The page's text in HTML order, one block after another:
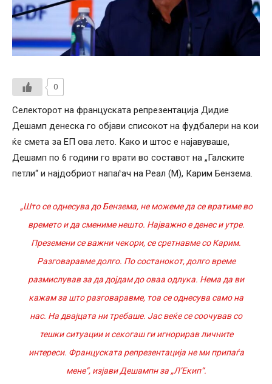
0
Селекторот на француската репрезентација Дидие
Дешамп денеска го објави списокот на фудбалери на кои
ќе смета за ЕП ова лето. Како и штос е најавуваше,
Дешамп по 6 години го врати во составот на „Галските
петли“ и најдобриот напаѓач на Реал (М), Карим Бензема.
„Што се однесува до Бензема, не можеме да се вратиме во
времето и да смениме нешто. Најважно е денес и утре.
Преземени се важни чекори, се сретнавме со Карим.
Разговаравме долго. По состанокот, долго време
размислував за да дојдам до оваа одлука. Нема да ви
кажам за што разговаравме, тоа се однесува само на
нас. На двајцата ни требаше. Јас веќе се соочував со
тешки ситуации и секогаш ги игнорирав личните
интереси. Француската репрезентација не ми припаѓа
мене“, изјави Дешампн за „Л’Екип“.